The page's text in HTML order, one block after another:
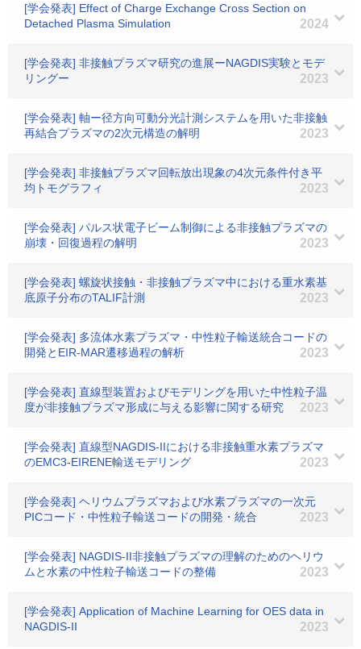
[学会発表] Effect of Charge Exchange Cross Section on
Detached Plasma Simulation
2024
[学会発表] 非接触プラズマ研究の進展ーNAGDIS実験とモデ
リングー
2023
[学会発表] 軸ー径方向可動分光計測システムを用いた非接触
再結合プラズマの2次元構造の解明
2023
[学会発表] 非接触プラズマ回転放出現象の4次元条件付き平
均トモグラフィ
2023
[学会発表] パルス状電子ビーム制御による非接触プラズマの
崩壊・回復過程の解明
2023
[学会発表] 螺旋状接触・非接触プラズマ中における重水素基
底原子分布のTALIF計測
2023
[学会発表] 多流体水素プラズマ・中性粒子輸送統合コードの
開発とEIR-MAR遷移過程の解析
2023
[学会発表] 直線型装置およびモデリングを用いた中性粒子温
度が非接触プラズマ形成に与える影響に関する研究
2023
[学会発表] 直線型NAGDIS-IIにおける非接触重水素プラズマ
のEMC3-EIRENE輸送モデリング
2023
[学会発表] ヘリウムプラズマおよび水素プラズマの一次元
PICコード・中性粒子輸送コードの開発・統合
2023
[学会発表] NAGDIS-II非接触プラズマの理解のためのヘリウ
ムと水素の中性粒子輸送コードの整備
2023
[学会発表] Application of Machine Learning for OES data in
NAGDIS-II
2023